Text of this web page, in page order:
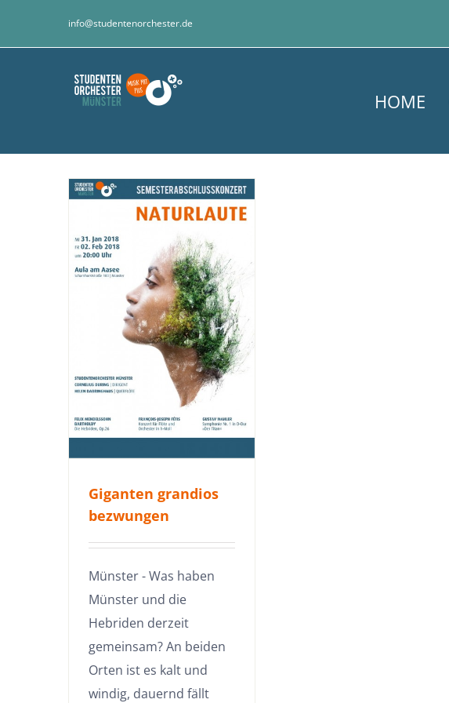
info@studentenorchester.de
HOME
Giganten grandios
bezwungen
Münster - Was haben
Münster und die
Hebriden derzeit
gemeinsam? An beiden
Orten ist es kalt und
windig, dauernd fällt